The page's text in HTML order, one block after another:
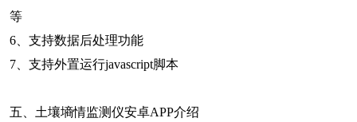
等
6、支持数据后处理功能
7、支持外置运行javascript脚本
五、土壤墒情监测仪安卓APP介绍